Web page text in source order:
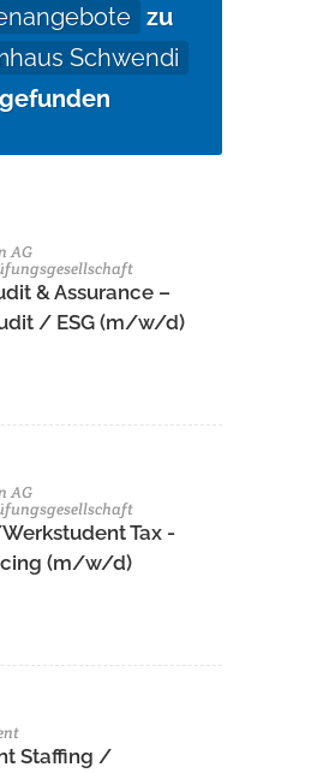
zu
Schwendi
gefunden
AG
& Assurance –
/ ESG (m/w/d)
AG
Tax -
(m/w/d)
Staffing /